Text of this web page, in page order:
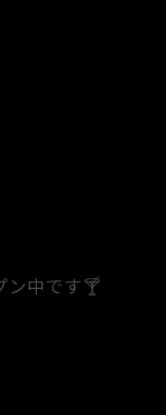
ン中です🍸️